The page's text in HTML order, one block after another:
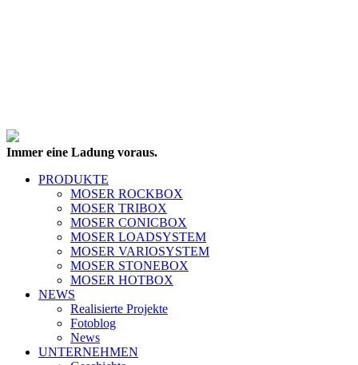
Immer eine Ladung voraus.
PRODUKTE
MOSER ROCKBOX
MOSER TRIBOX
MOSER CONICBOX
MOSER LOADSYSTEM
MOSER VARIOSYSTEM
MOSER STONEBOX
MOSER HOTBOX
NEWS
Realisierte Projekte
Fotoblog
News
UNTERNEHMEN